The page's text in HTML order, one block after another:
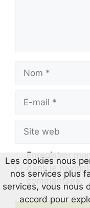
Nom
Site
web
Enregistrer
dans le
commentaire.
Les cookies nous
nos services plus
services, vous nous
accord pour